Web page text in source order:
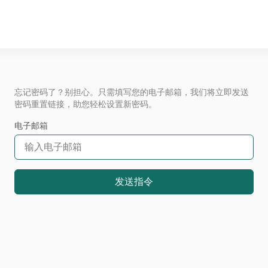
忘记密码了？别担心。只需填写您的电子邮箱，我们将立即发送
密码重置链接，助您轻松设置新密码。
电子邮箱
发送指令